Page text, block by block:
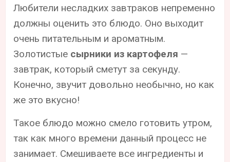
Любители несладких завтраков непременно
должны оценить это блюдо. Оно выходит
очень питательным и ароматным.
Золотистые сырники из картофеля —
завтрак, который сметут за секунду.
Конечно, звучит довольно необычно, но как
же это вкусно!
Такое блюдо можно смело готовить утром,
так как много времени данный процесс не
занимает. Смешиваете все ингредиенты и